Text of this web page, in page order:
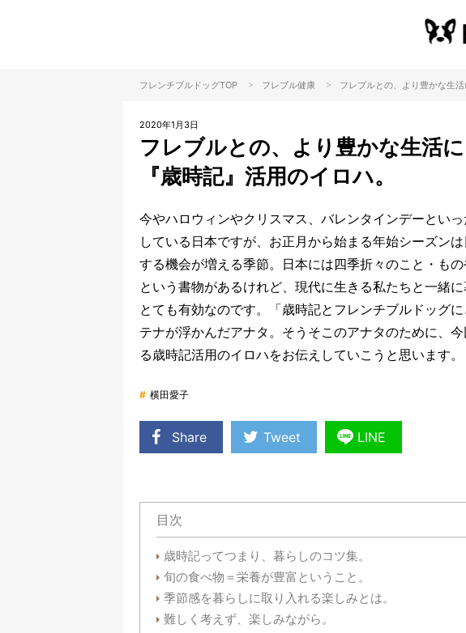
フレンチブルドッグTOP > フレブル健康 > フレブルとの、より豊かな生
2020年1月3日
フレブルとの、より豊かな生活
『歳時記』活用のイロハ。
今やハロウィンやクリスマス、バレンタインデーとい
している日本ですが、お正月から始まる年始シーズン
する機会が増える季節。日本には四季折々のこと・も
という書物があるけれど、現代に生きる私たちと一緒
とても有効なのです。「歳時記とフレンチブルドッグ
テナが浮かんだアナタ。そうそこのアナタのために、
る歳時記活用のイロハをお伝えしていこうと思います。
# 横田愛子
Share Tweet LINE
目次
歳時記ってつまり、暮らしのコツ集。
旬の食べ物＝栄養が豊富ということ。
季節感を暮らしに取り入れる楽しみとは。
難しく考えず、楽しみながら。